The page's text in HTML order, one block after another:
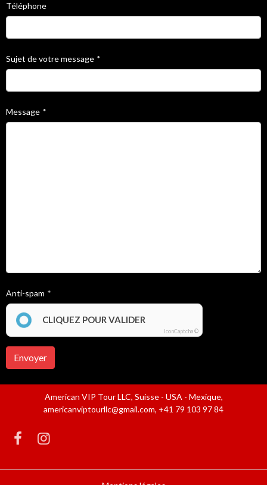
Téléphone
Sujet de votre message
Message
Anti-spam
CLIQUEZ POUR VALIDER
IconCaptcha ©
Envoyer
American VIP Tour LLC, Suisse - USA - Mexique,
americanviptourllc@gmail.com, +41 79 103 97 84